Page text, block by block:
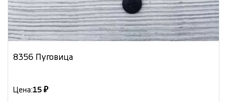
8356 Пуговица
Цена:15 ₽